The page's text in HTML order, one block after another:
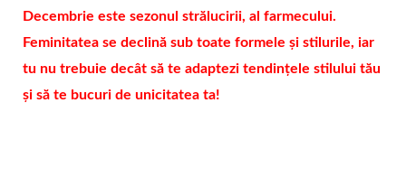
Decembrie este sezonul strălucirii, al farmecului.
Feminitatea se declină sub toate formele și stilurile, iar
tu nu trebuie decât să te adaptezi tendințele stilului tău
și să te bucuri de unicitatea ta!